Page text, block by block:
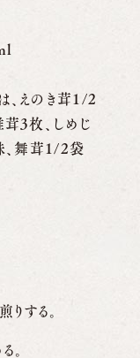
、えのき茸1/2
茸3枚、しめじ
、舞茸1/2袋
する。
。